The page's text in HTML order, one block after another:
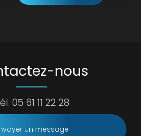
nous
05 61 11 22 28
un message